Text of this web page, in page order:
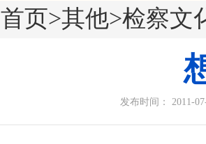
首页>其他>检察文
发布时间： 2011-